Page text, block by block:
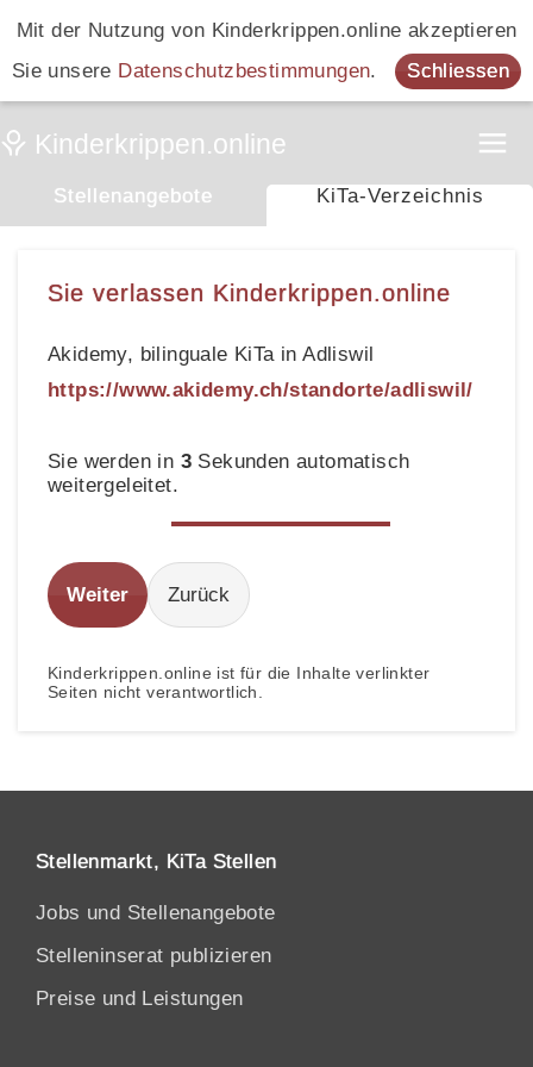
Mit der Nutzung von Kinderkrippen.online akzeptieren
Sie unsere Datenschutzbestimmungen. Schliessen
Stellenangebote KiTa-Verzeichnis
Sie verlassen Kinderkrippen.online
Akidemy, bilinguale KiTa in Adliswil
https://www.akidemy.ch/standorte/adliswil/
Sie werden in 3 Sekunden automatisch
weitergeleitet.
Weiter Zurück
Kinderkrippen.online ist für die Inhalte verlinkter
Seiten nicht verantwortlich.
Stellenmarkt, KiTa Stellen
Jobs und Stellenangebote
Stelleninserat publizieren
Preise und Leistungen